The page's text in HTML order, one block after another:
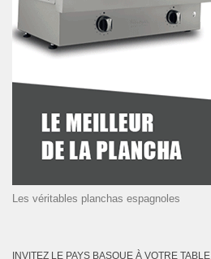
Les véritables planchas espagnoles
INVITEZ LE PAYS BASQUE À VOTRE TABLE